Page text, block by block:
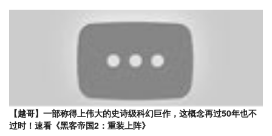
【越哥】一部称得上伟大的史诗级科幻巨作，这概念再过50年也不
过时！速看《黑客帝国2：重装上阵》